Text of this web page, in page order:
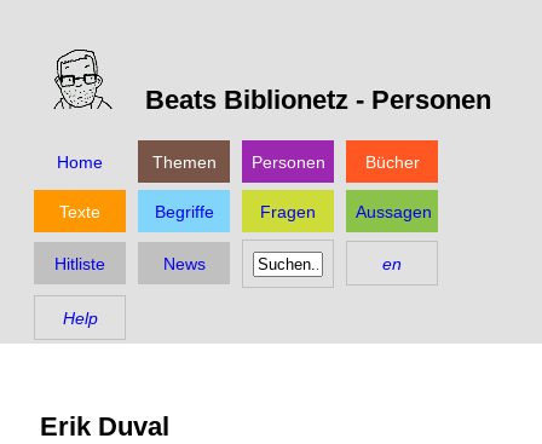
Beats Biblionetz - Personen
Home Themen Personen Bücher
Texte Begriffe Fragen Aussagen
Hitliste News en
Help
Erik Duval